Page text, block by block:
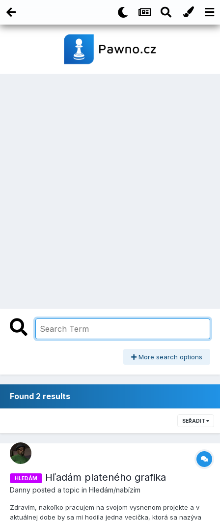
More search options
Found 2 results
SEŘADIT
HLEDÁM Hľadám plateného grafika
Danny posted a topic in Hledám/nabízím
Zdravím, nakoľko pracujem na svojom vysnenom projekte a v
aktuálnej dobe by sa mi hodila jedna vecička, ktorá sa nazýva